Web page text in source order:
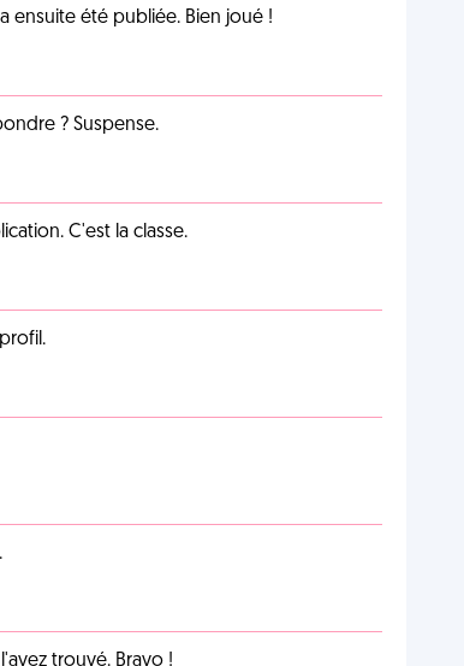
ensuite été publiée. Bien joué !
? Suspense.
C'est la classe.
trouvé. Bravo !